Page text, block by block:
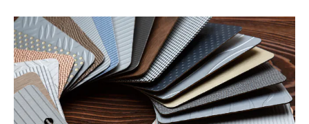
Schichtstoffe